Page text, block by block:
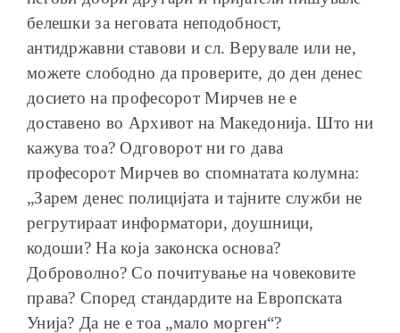
белешки за неговата неподобност,
антидржавни ставови и сл. Верувале или не,
можете слободно да проверите, до ден денес
досието на професорот Мирчев не е
доставено во Архивот на Македонија. Што ни
кажува тоа? Одговорот ни го дава
професорот Мирчев во спомнатата колумна:
„Зарем денес полицијата и тајните служби не
регрутираат информатори, доушници,
кодоши? На која законска основа?
Доброволно? Со почитување на човековите
права? Според стандардите на Европската
Унија? Да не е тоа „мало морген“?